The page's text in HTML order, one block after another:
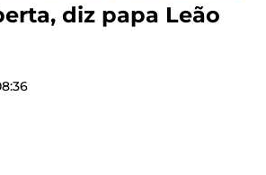
diz papa Leão